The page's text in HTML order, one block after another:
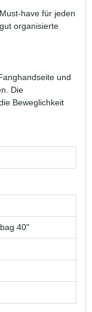
have für jeden
organisierte
und
Die
Beweglichkeit
40"